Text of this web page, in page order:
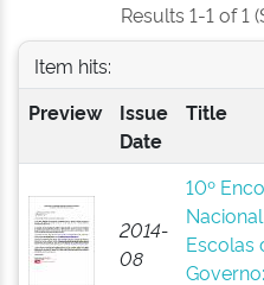
Results 1-1 of 1
Item hits:
Preview
Issue
Date
Title
2014-
08
10º
Escolas
Governo: